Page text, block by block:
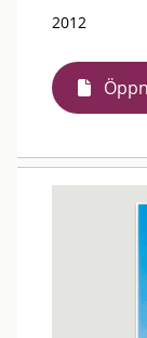
2012